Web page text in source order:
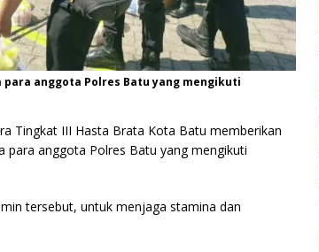
anggota Polres Batu yang mengikuti
Tingkat III Hasta Brata Kota Batu memberikan
para anggota Polres Batu yang mengikuti
tersebut, untuk menjaga stamina dan